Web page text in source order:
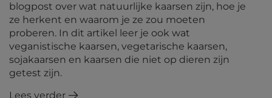
blogpost over wat natuurlijke kaarsen zijn, hoe je
ze herkent en waarom je ze zou moeten
proberen. In dit artikel leer je ook wat
veganistische kaarsen, vegetarische kaarsen,
sojakaarsen en kaarsen die niet op dieren zijn
getest zijn.
Lees verder